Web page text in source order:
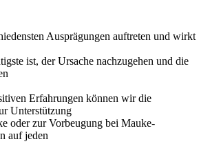
Ausprägungen auftreten und wirkt
ist, der Ursache nachzugehen und die
Erfahrungen können wir die
Unterstützung
oder zur Vorbeugung bei Mauke-
auf jeden